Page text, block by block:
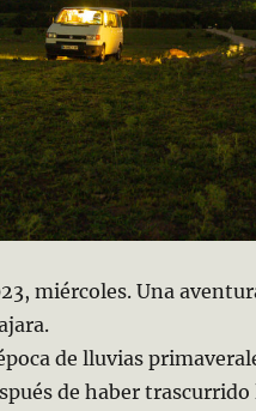
miércoles. Una
de lluvias
de haber